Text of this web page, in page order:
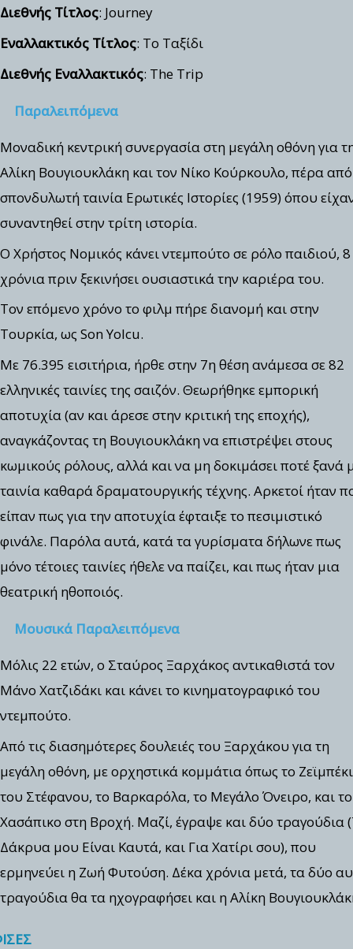
Διεθνής Τίτλος: Journey
Εναλλακτικός Τίτλος: Το Ταξίδι
Διεθνής Εναλλακτικός: The Trip
Παραλειπόμενα
Μοναδική κεντρική συνεργασία στη μεγάλη οθόνη για
Αλίκη Βουγιουκλάκη και τον Νίκο Κούρκουλο, πέρα
σπονδυλωτή ταινία Ερωτικές Ιστορίες (1959) όπου
συναντηθεί στην τρίτη ιστορία.
Ο Χρήστος Νομικός κάνει ντεμπούτο σε ρόλο παιδιού, 8
χρόνια πριν ξεκινήσει ουσιαστικά την καριέρα του.
Τον επόμενο χρόνο το φιλμ πήρε διανομή και στην
Τουρκία, ως Son Yolcu.
Με 76.395 εισιτήρια, ήρθε στην 7η θέση ανάμεσα σε 82
ελληνικές ταινίες της σαιζόν. Θεωρήθηκε εμπορική
αποτυχία (αν και άρεσε στην κριτική της εποχής),
αναγκάζοντας τη Βουγιουκλάκη να επιστρέψει στους
κωμικούς ρόλους, αλλά και να μη δοκιμάσει ποτέ ξανά
ταινία καθαρά δραματουργικής τέχνης. Αρκετοί ήταν
είπαν πως για την αποτυχία έφταιξε το πεσιμιστικό
φινάλε. Παρόλα αυτά, κατά τα γυρίσματα δήλωνε πως
μόνο τέτοιες ταινίες ήθελε να παίζει, και πως ήταν μια
θεατρική ηθοποιός.
Μουσικά Παραλειπόμενα
Μόλις 22 ετών, ο Σταύρος Ξαρχάκος αντικαθιστά τον
Μάνο Χατζιδάκι και κάνει το κινηματογραφικό του
ντεμπούτο.
Από τις διασημότερες δουλειές του Ξαρχάκου για τη
μεγάλη οθόνη, με ορχηστικά κομμάτια όπως το
του Στέφανου, το Βαρκαρόλα, το Μεγάλο Όνειρο, και το
Χασάπικο στη Βροχή. Μαζί, έγραψε και δύο τραγούδια
Δάκρυα μου Είναι Καυτά, και Για Χατίρι σου), που
ερμηνεύει η Ζωή Φυτούση. Δέκα χρόνια μετά, τα δύο
τραγούδια θα τα ηχογραφήσει και η Αλίκη